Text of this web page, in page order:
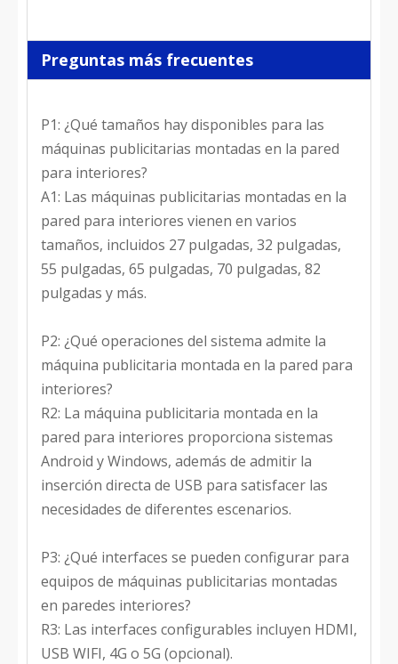
HDMI*1, LVDS*1,
Serie*3, IIC*1, GPIO*3
Pantalla divididaSí
Interruptor de
sincronización
infrarrojo
Entorno de
operación
Temperatura de
temperatura de 0˚C a 40˚C (Sistema de
Operación
Humedad
5%-80%
Toda la vida
Toda la vida
60000h
Preguntas más frecuentes
P1: ¿Qué tamaños hay disponibles para las
máquinas publicitarias montadas en la pared
para interiores?
A1: Las máquinas publicitarias montadas en la
pared para interiores vienen en varios
tamaños, incluidos 27 pulgadas, 32 pulgadas,
55 pulgadas, 65 pulgadas, 70 pulgadas, 82
pulgadas y más.
P2: ¿Qué operaciones del sistema admite la
máquina publicitaria montada en la pared para
interiores?
R2: La máquina publicitaria montada en la
pared para interiores proporciona sistemas
Android y Windows, además de admitir la
inserción directa de USB para satisfacer las
necesidades de diferentes escenarios.
P3: ¿Qué interfaces se pueden configurar para
equipos de máquinas publicitarias montadas
en paredes interiores?
R3: Las interfaces configurables incluyen HDMI,
USB WIFI, 4G o 5G (opcional).